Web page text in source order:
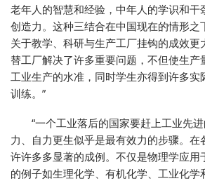
老年人的智慧和经验，中年人的学识和干
创造力。这种三结合在中国现在的情形之
关于教学、科研与生产工厂挂钩的成效更
替工厂解决了许多重要问题，不但使生产
工业生产的水准，同时学生亦得到许多实
训练。”
“一个工业落后的国家要赶上工业先
力、自力更生似乎是最有效力的步骤。在
许许多多显著的成例。不仅是物理学应用
的例子如生理化学、有机化学、工业化学